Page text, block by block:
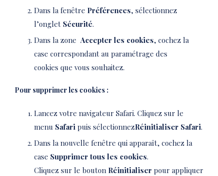
Dans la fenêtre Préférences, sélectionnez
l’onglet Sécurité.
Dans la zone Accepter les cookies, cochez la
case correspondant au paramétrage des
cookies que vous souhaitez.
Pour supprimer les cookies :
Lancez votre navigateur Safari. Cliquez sur le
menu Safari puis sélectionnezRéinitialiser Safari.
Dans la nouvelle fenêtre qui apparaît, cochez la
case Supprimer tous les cookies.
Cliquez sur le bouton Réinitialiser pour appliquer